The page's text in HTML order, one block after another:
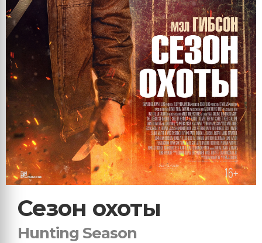
Сезон охоты
Hunting Season